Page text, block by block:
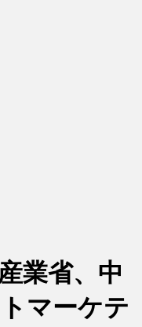
業省、中
マーケテ